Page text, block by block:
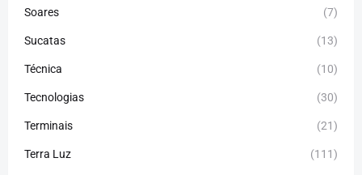
Soares (7)
Sucatas (13)
Técnica (10)
Tecnologias (30)
Terminais (21)
Terra Luz (111)